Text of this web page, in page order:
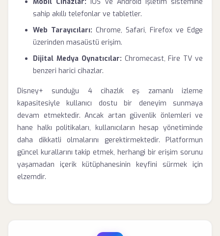
sahip akıllı telefonlar ve tabletler.
Web Tarayıcıları: Chrome, Safari, Firefox ve Edge
üzerinden masaüstü erişim.
Dijital Medya Oynatıcılar: Chromecast, Fire TV ve
benzeri harici cihazlar.
Disney+ sunduğu 4 cihazlık eş zamanlı izleme
kapasitesiyle kullanıcı dostu bir deneyim sunmaya
devam etmektedir. Ancak artan güvenlik önlemleri ve
hane halkı politikaları, kullanıcıların hesap yönetiminde
daha dikkatli olmalarını gerektirmektedir. Platformun
güncel kurallarını takip etmek, herhangi bir erişim sorunu
yaşamadan içerik kütüphanesinin keyfini sürmek için
elzemdir.